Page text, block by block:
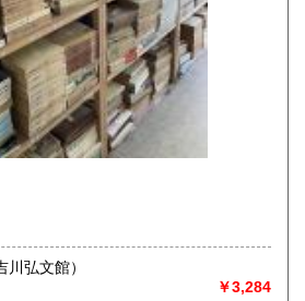
苑 禮式部 2 （吉川弘文館）
￥3,284